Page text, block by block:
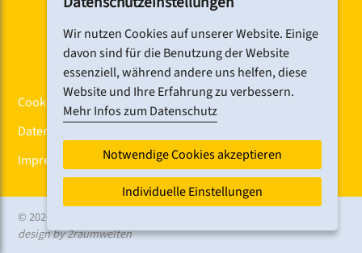
Cookiebanner
Datenschutz
Impressum
© 2026 CHORFEST
design by 2raumwelten
Wir nutzen Cookies auf unserer Website. Einige
davon sind für die Benutzung der Website
essenziell, während andere uns helfen, diese
Website und Ihre Erfahrung zu verbessern.
Mehr Infos zum Datenschutz
Notwendige Cookies akzeptieren
Individuelle Einstellungen